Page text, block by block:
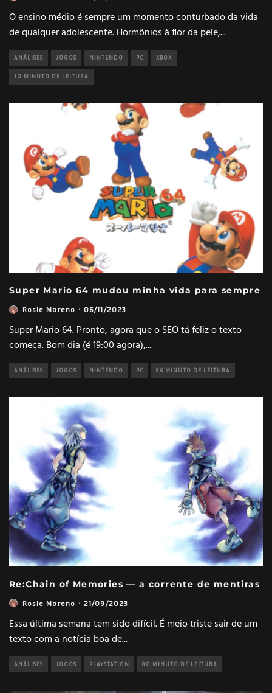
O ensino médio é sempre um momento conturbado da vida
de qualquer adolescente. Hormônios à flor da pele,...
ANÁLISES JOGOS NINTENDO PC XBOX
10 MINUTO DE LEITURA
Super Mario 64 mudou minha vida para sempre
Rosie Moreno · 06/11/2023
Super Mario 64. Pronto, agora que o SEO tá feliz o texto
começa. Bom dia (é 19:00 agora),...
ANÁLISES JOGOS NINTENDO PC 86 MINUTO DE LEITURA
Re:Chain of Memories — a corrente de mentiras
Rosie Moreno · 21/09/2023
Essa última semana tem sido difícil. É meio triste sair de um
texto com a notícia boa de...
ANÁLISES JOGOS PLAYSTATION 80 MINUTO DE LEITURA